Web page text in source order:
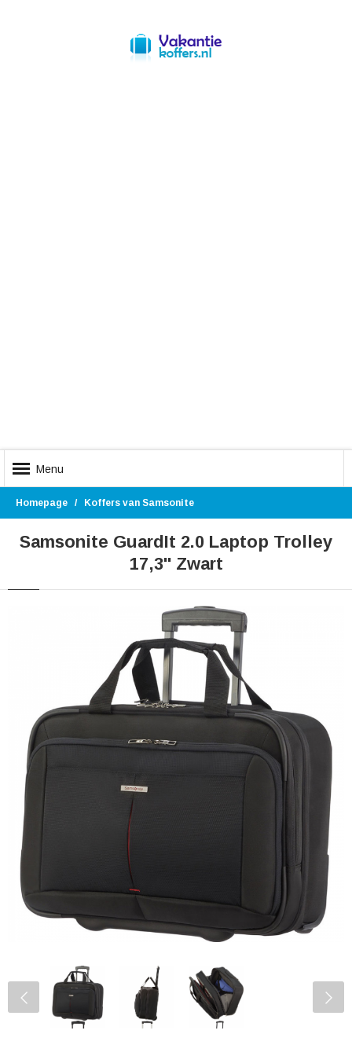
Menu
Homepage Koffers van Samsonite
Samsonite GuardIt 2.0 Laptop Trolley
17,3'' Zwart